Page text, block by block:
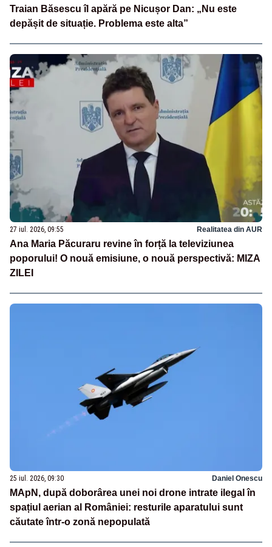
Traian Băsescu îl apără pe Nicușor Dan: „Nu este
depășit de situație. Problema este alta”
27 iul. 2026, 09:55 Realitatea din AUR
Ana Maria Păcuraru revine în forță la televiziunea
poporului! O nouă emisiune, o nouă perspectivă: MIZA
ZILEI
25 iul. 2026, 09:30 Daniel Onescu
MApN, după doborârea unei noi drone intrate ilegal în
spațiul aerian al României: resturile aparatului sunt
căutate într-o zonă nepopulată